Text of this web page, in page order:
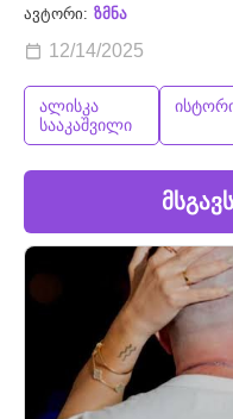
ავტორი: ზმნა
12/14/2025
ალისკა
სააკაშვილი